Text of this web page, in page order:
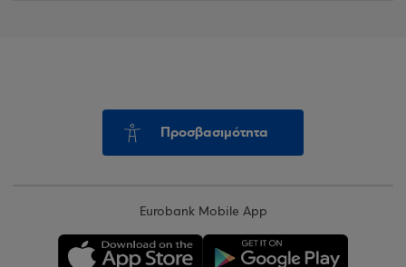
Προσβασιμότητα
Eurobank Mobile App